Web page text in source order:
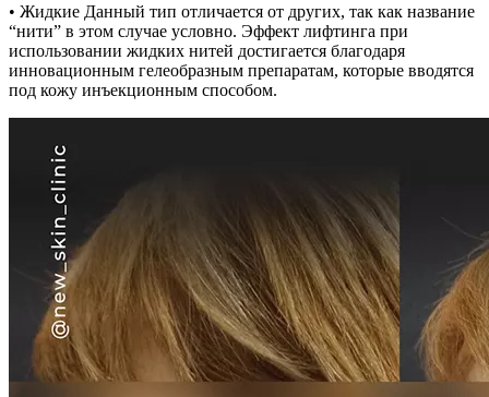
• Жидкие Данный тип отличается от других, так как название
“нити” в этом случае условно. Эффект лифтинга при
использовании жидких нитей достигается благодаря
инновационным гелеобразным препаратам, которые вводятся
под кожу инъекционным способом.